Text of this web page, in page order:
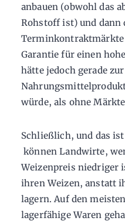
anbauen (obwohl das
Rohstoff ist) und dann
Garantie für einen
hätte jedoch gerade
würde, als ohne
Schließlich, und das
können Landwirte,
Weizenpreis niedriger
ihren Weizen, anstatt
lagern. Auf den
lagerfähige Waren